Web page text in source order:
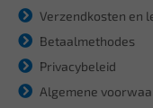
Verzendkosten en
Betaalmethodes
Privacybeleid
Algemene